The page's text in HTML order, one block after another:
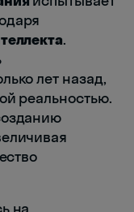
.
лет назад,
реальностью.